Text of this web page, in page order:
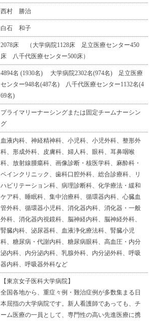
西村 勝治
白石 和子
2078床 （大学病院1128床 足立医療センター450
床 八千代医療センター500床）
4894名 (1930名) 大学病院2302名(974名) 足立医療
センター948名(487名) 八千代医療センター1132名(4
69名)
プライマリーナーシングまたは固定チームナーシン
グ
血液内科、神経精神科、小児科、小児外科、整形外
科、形成外科、皮膚科、婦人科、眼科、耳鼻咽喉
科、放射線腫瘍科、画像診断・核医学科、麻酔科・
ペインクリニック、歯科口腔外科、総合診療科、リ
ハビリテーション科、病理診断科、化学療法・緩和
ケア科、睡眠科、集中治療科、循環器内科、心臓血
管外科、循環器小児科、消化器内科、消化器・一般
外科、消化器内視鏡科、脳神経内科、脳神経外科、
腎臓内科、泌尿器科、血液浄化療法科、腎臓小児
科、糖尿病・代謝内科、糖尿病眼科、高血圧・内分
泌内科、内分泌内科、乳腺外科、内分泌外科、呼吸
器内科、呼吸器外科など
【東京女子医科大学病院】
全国各地から、重症々例・難治症例が多数集まる日
本屈指の大学病院です。新人看護師であっても、チ
ーム医療の一員として、専門性の高い先進医療に携